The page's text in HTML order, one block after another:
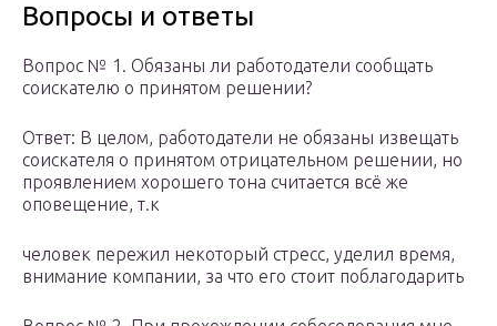
Вопросы и ответы
Вопрос № 1. Обязаны ли работодатели сообщать
соискателю о принятом решении?
Ответ: В целом, работодатели не обязаны извещать
соискателя о принятом отрицательном решении, но
проявлением хорошего тона считается всё же
оповещение, т.к
человек пережил некоторый стресс, уделил время,
внимание компании, за что его стоит поблагодарить